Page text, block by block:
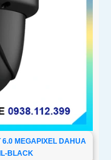
MEGAPIXEL DAHUA
BLACK